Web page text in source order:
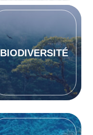
BIODIVERSITÉ